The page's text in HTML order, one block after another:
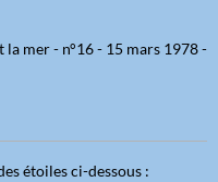
la mer - n°16 - 15 mars 1978 -
étoiles ci-dessous :